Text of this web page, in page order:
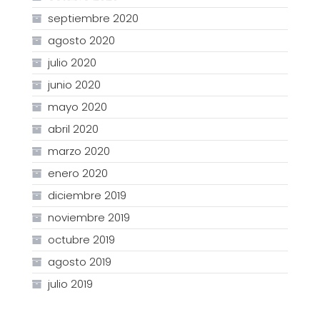
septiembre 2020
agosto 2020
julio 2020
junio 2020
mayo 2020
abril 2020
marzo 2020
enero 2020
diciembre 2019
noviembre 2019
octubre 2019
agosto 2019
julio 2019